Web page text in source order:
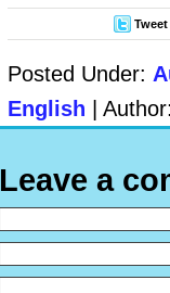
Tweet
Posted Under:
English |
Leave a